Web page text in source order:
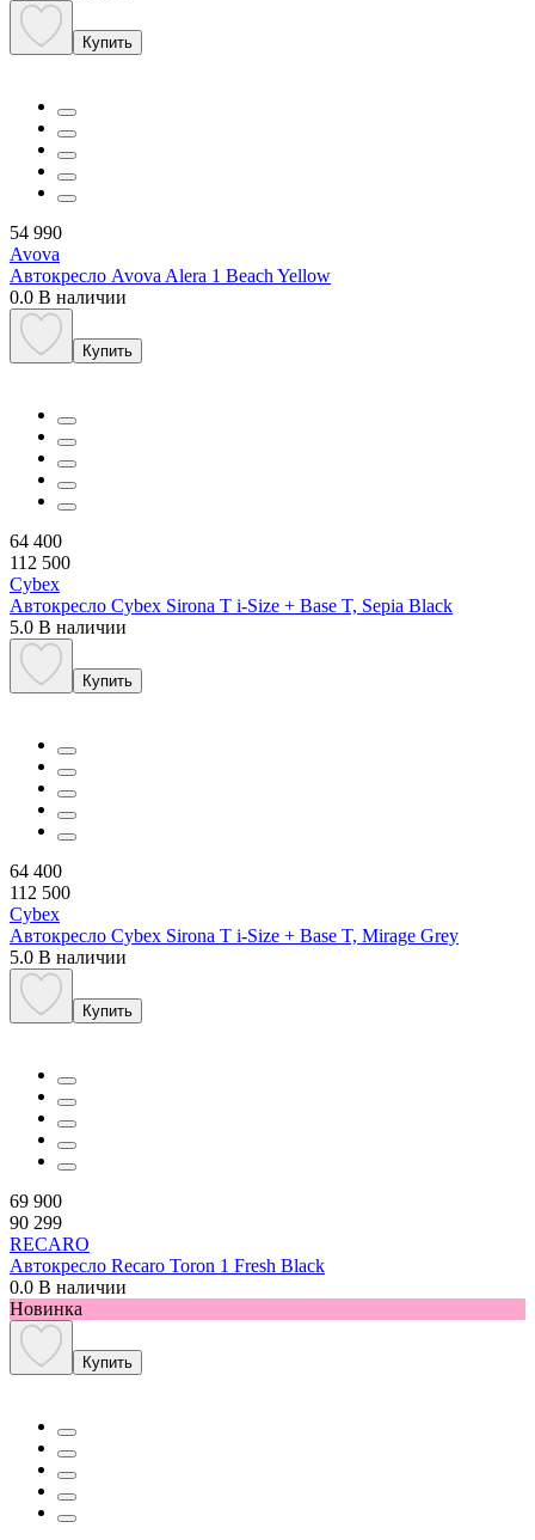
Купить
54 990
Avova
Автокресло Avova Alera 1 Beach Yellow
0.0 В наличии
Купить
64 400
112 500
Cybex
Автокресло Cybex Sirona T i-Size + Base T, Sepia Black
5.0 В наличии
Купить
64 400
112 500
Cybex
Автокресло Cybex Sirona T i-Size + Base T, Mirage Grey
5.0 В наличии
Купить
69 900
90 299
RECARO
Автокресло Recaro Toron 1 Fresh Black
0.0 В наличии
Новинка
Купить